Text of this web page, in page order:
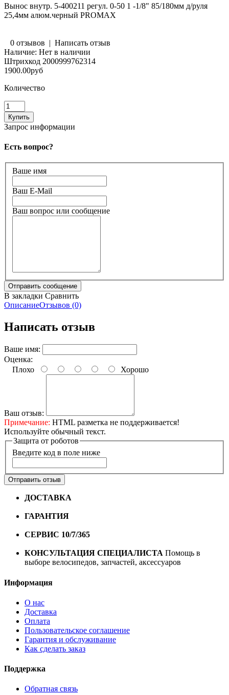
Вынос внутр. 5-400211 регул. 0-50 1 -1/8" 85/180мм д/руля
25,4мм алюм.черный PROMAX
0 отзывов | Написать отзыв
Наличие: Нет в наличии
Штрихкод 2000999762314
1900.00руб
Количество
Запрос информации
Есть вопрос?
Ваше имя
Ваш E-Mail
Ваш вопрос или сообщение
В закладки Сравнить
ОписаниеОтзывов (0)
Написать отзыв
Ваше имя:
Оценка:
Плохо
Хорошо
Ваш отзыв:
Примечание: HTML разметка не поддерживается!
Используйте обычный текст.
Защита от роботов
Введите код в поле ниже
Отправить отзыв
ДОСТАВКА
ГАРАНТИЯ
СЕРВИС 10/7/365
КОНСУЛЬТАЦИЯ СПЕЦИАЛИСТА Помощь в
выборе велосипедов, запчастей, аксессуаров
Информация
О нас
Доставка
Оплата
Пользовательское соглашение
Гарантия и обслуживание
Как сделать заказ
Поддержка
Обратная связь